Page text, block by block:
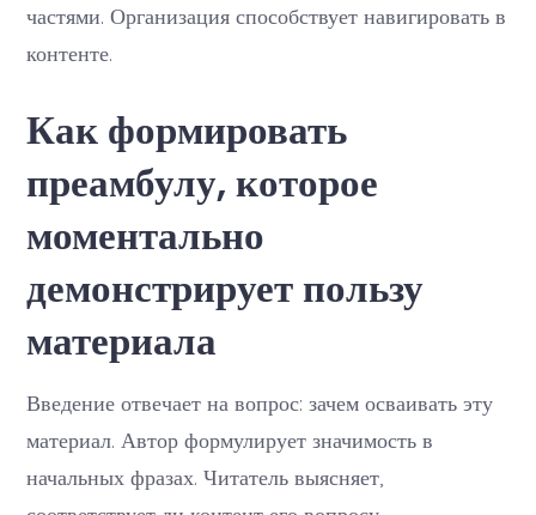
частями. Организация способствует навигировать в
контенте.
Как формировать
преамбулу, которое
моментально
демонстрирует пользу
материала
Введение отвечает на вопрос: зачем осваивать эту
материал. Автор формулирует значимость в
начальных фразах. Читатель выясняет,